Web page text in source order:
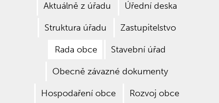
Aktuálně z úřadu Úřední deska
Struktura úřadu Zastupitelstvo
Rada obce Stavební úřad
Obecně závazné dokumenty
Hospodaření obce Rozvoj obce